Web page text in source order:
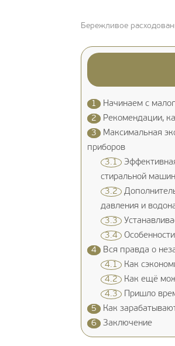
Бережливое
1
Начинаем с
2
Рекомендации,
3
Максимальная
приборов
3.1
стиральной
3.2
давления и
3.3
3.4
4
Вся правда о
4.1 Как
4.2 Как ещё
4.3 Пришло
5
Как
6
Заключение